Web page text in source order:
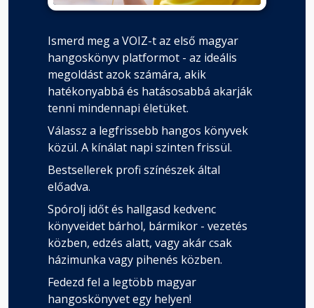
Ismerd meg a VOIZ-t az első magyar
hangoskönyv platformot - az ideális
megoldást azok számára, akik
hatékonyabbá és hatásosabbá akarják
tenni mindennapi életüket.
Válassz a legfrissebb hangos könyvek
közül. A kínálat napi szinten frissül.
Bestsellerek profi színészek által
előadva.
Spórolj időt és hallgasd kedvenc
könyveidet bárhol, bármikor - vezetés
közben, edzés alatt, vagy akár csak
házimunka vagy pihenés közben.
Fedezd fel a legtöbb magyar
hangoskönyvet egy helyen!